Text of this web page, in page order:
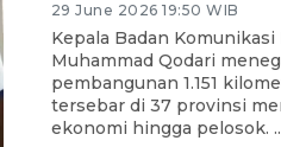
29 June 2026 19:50 WIB
Kepala Badan
Muhammad Qodari
pembangunan 1.151
tersebar di 37 provinsi
ekonomi hingga pelosok.
BPJS
perkuat